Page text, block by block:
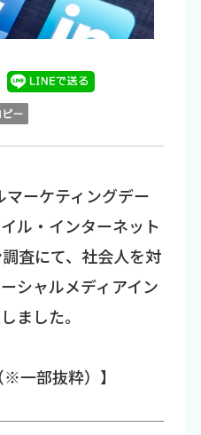
ーケティングデー
ル・インターネット
査にて、社会人を対
シャルメディアイン
ました。
※一部抜粋）】